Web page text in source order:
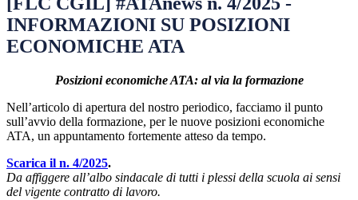
INFORMAZIONI SU POSIZIONI
ECONOMICHE ATA
Posizioni economiche ATA: al via la formazione
Nell’articolo di apertura del nostro periodico, facciamo il punto
sull’avvio della formazione, per le nuove posizioni economiche
ATA, un appuntamento fortemente atteso da tempo.
Scarica il n. 4/2025.
Da affiggere all’albo sindacale di tutti i plessi della scuola ai sensi
del vigente contratto di lavoro.